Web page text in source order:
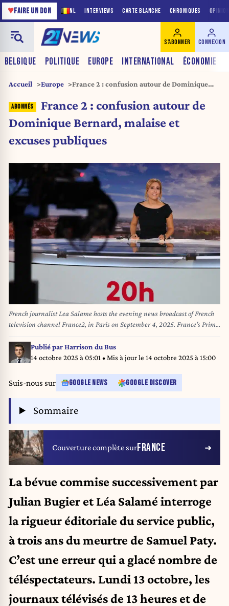
NL INTERVIEWS CARTE BLANCHE CHRONIQUES
♥FAIRE UN DON
BELGIQUE POLITIQUE EUROPE INTERNATIONAL ÉCONOMIE
S'ABONNER CONNEXION
Accueil Europe
France 2 : confusion autour de Dominique
France 2 : confusion autour de
Dominique Bernard, malaise et
excuses publiques
French journalist Lea Salame hosts the evening news broadcast of French
television channel France2, in Paris on September 4, 2025. France's Prime
Minister is facing a confidence vote in the National Assembly on
September 8 in that could topple the French government. Analysts expect
Bayrou and his government to fall on Monday after just over half a year in
his minority administration. Ludovic MARIN / AFP
Publié parHarrison du Bus
14 octobre 2025 à 05:01 • Mis à jour le 14 octobre 2025 à 15:00
Suis-nous sur GOOGLE NEWS GOOGLE DISCOVER
Sommaire
Couverture complète surFRANCE
La bévue commise successivement par
Julian Bugier et Léa Salamé interroge
la rigueur éditoriale du service public,
à trois ans du meurtre de Samuel Paty.
C’est une erreur qui a glacé nombre de
téléspectateurs. Lundi 13 octobre, les
journaux télévisés de 13 heures et de